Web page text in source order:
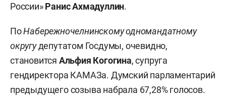
России»Ранис Ахмадуллин.
ПоНабережночелнинскому одномандатному
округудепутатом Госдумы, очевидно,
становится Альфия Когогина, супруга
гендиректора КАМАЗа. Думский парламентарий
предыдущего созыва набрала 67,28% голосов.